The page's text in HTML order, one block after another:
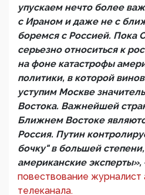
упускаем нечто более
с Ираном и даже не с
боремся с Россией. Пока
серьезно относиться к
на фоне катастрофы
политики, в которой
уступим Москве
Востока. Важнейшей
Ближнем Востоке
Россия. Путин
бочку" в большей
американские эксперты»,
повествование журналист
телеканала.